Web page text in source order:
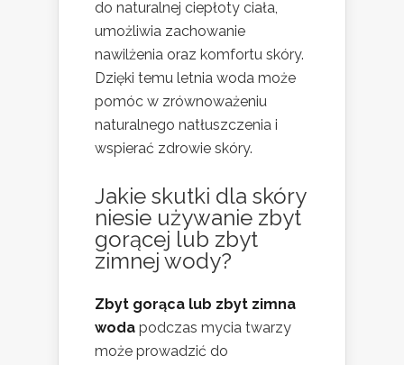
do naturalnej ciepłoty ciała,
umożliwia zachowanie
nawilżenia oraz komfortu skóry.
Dzięki temu letnia woda może
pomóc w zrównoważeniu
naturalnego natłuszczenia i
wspierać zdrowie skóry.
Jakie skutki dla skóry
niesie używanie zbyt
gorącej lub zbyt
zimnej wody?
Zbyt gorąca lub zbyt zimna
woda podczas mycia twarzy
może prowadzić do